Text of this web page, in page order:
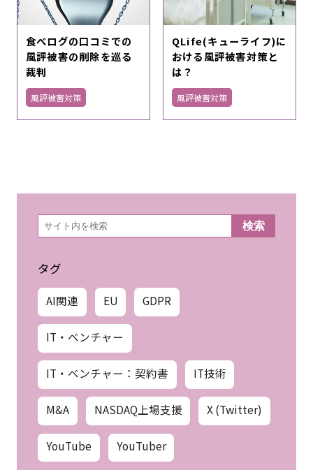
食べログの口コミでの
風評被害の削除を巡る
裁判
風評被害対策
QLife(キューライフ)に
おける風評被害対策と
は？
風評被害対策
検
索 検索
タグ
AI関連 EU GDPR
IT・ベンチャー
IT・ベンチャー：契約書 IT技術
M&A NASDAQ上場支援 X (Twitter)
YouTube YouTuber